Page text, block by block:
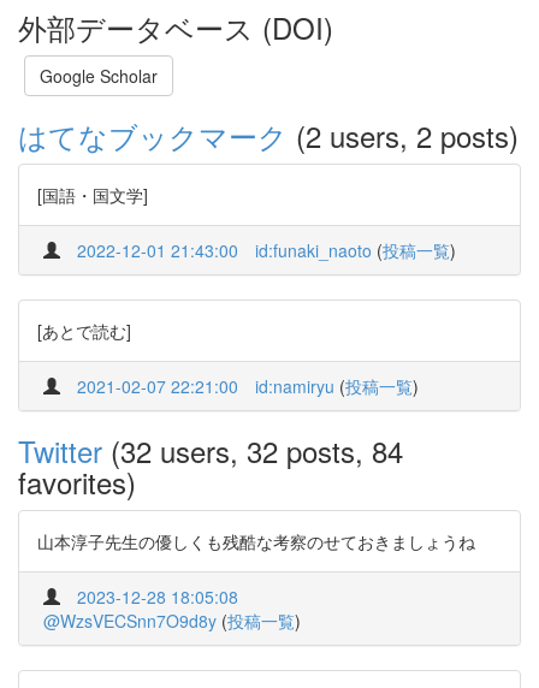
外部データベース (DOI)
Google Scholar
はてなブックマーク (2 users, 2 posts)
[国語・国文学]
2022-12-01 21:43:00 id:funaki_naoto (投稿一覧)
[あとで読む]
2021-02-07 22:21:00 id:namiryu (投稿一覧)
Twitter (32 users, 32 posts, 84
favorites)
山本淳子先生の優しくも残酷な考察のせておきましょうね
2023-12-28 18:05:08
@WzsVECSnn7O9d8y (投稿一覧)